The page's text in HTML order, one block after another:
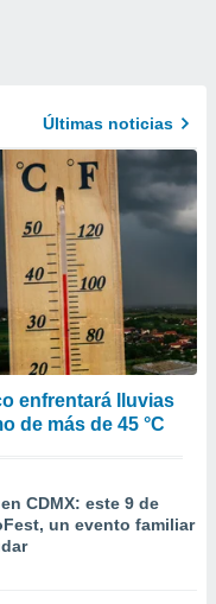
Últimas noticias
enfrentará lluvias
de más de 45 °C
CDMX: este 9 de
un evento familiar